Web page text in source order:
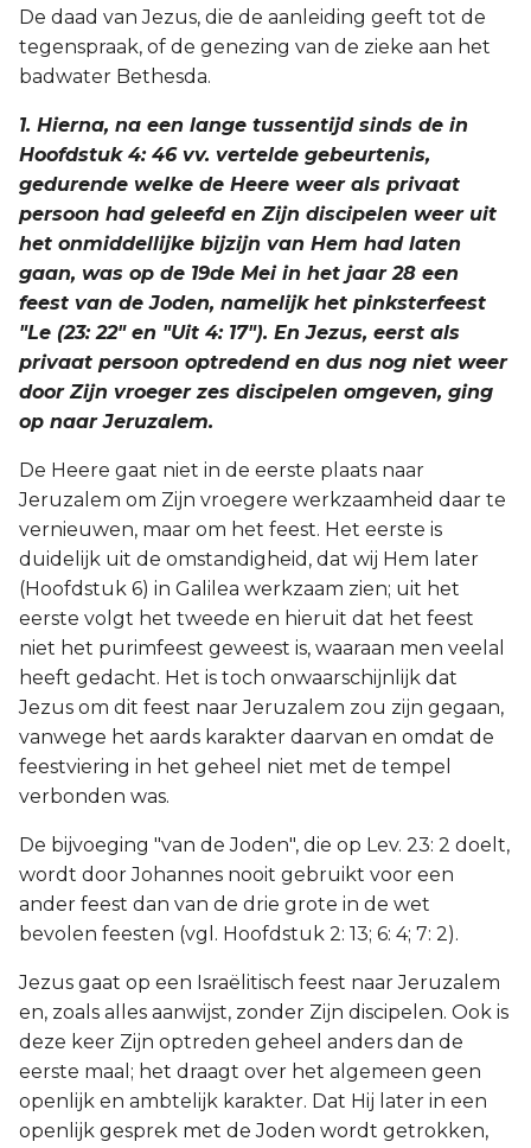
De daad van Jezus, die de aanleiding geeft tot de
tegenspraak, of de genezing van de zieke aan het
badwater Bethesda.
1. Hierna, na een lange tussentijd sinds de in
Hoofdstuk 4: 46 vv. vertelde gebeurtenis,
gedurende welke de Heere weer als privaat
persoon had geleefd en Zijn discipelen weer uit
het onmiddellijke bijzijn van Hem had laten
gaan, was op de 19de Mei in het jaar 28 een
feest van de Joden, namelijk het pinksterfeest
"Le (23: 22" en "Uit 4: 17"). En Jezus, eerst als
privaat persoon optredend en dus nog niet weer
door Zijn vroeger zes discipelen omgeven, ging
op naar Jeruzalem.
De Heere gaat niet in de eerste plaats naar
Jeruzalem om Zijn vroegere werkzaamheid daar te
vernieuwen, maar om het feest. Het eerste is
duidelijk uit de omstandigheid, dat wij Hem later
(Hoofdstuk 6) in Galilea werkzaam zien; uit het
eerste volgt het tweede en hieruit dat het feest
niet het purimfeest geweest is, waaraan men veelal
heeft gedacht. Het is toch onwaarschijnlijk dat
Jezus om dit feest naar Jeruzalem zou zijn gegaan,
vanwege het aards karakter daarvan en omdat de
feestviering in het geheel niet met de tempel
verbonden was.
De bijvoeging "van de Joden", die op Lev. 23: 2 doelt,
wordt door Johannes nooit gebruikt voor een
ander feest dan van de drie grote in de wet
bevolen feesten (vgl. Hoofdstuk 2: 13; 6: 4; 7: 2).
Jezus gaat op een Israëlitisch feest naar Jeruzalem
en, zoals alles aanwijst, zonder Zijn discipelen. Ook is
deze keer Zijn optreden geheel anders dan de
eerste maal; het draagt over het algemeen geen
openlijk en ambtelijk karakter. Dat Hij later in een
openlijk gesprek met de Joden wordt getrokken,